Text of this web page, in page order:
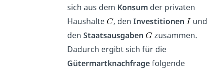
sich aus dem Konsumder privaten
Haushalte
, den Investitionen
und
den Staatsausgaben
zusammen.
Dadurch ergibt sich für die
Gütermartknachfragefolgende